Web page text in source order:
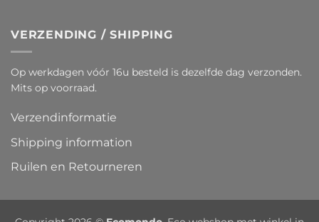
VERZENDING / SHIPPING
Op werkdagen vóór 16u besteld is dezelfde dag verzonden.
Mits op voorraad.
Verzendinformatie
Shipping information
Ruilen en Retourneren